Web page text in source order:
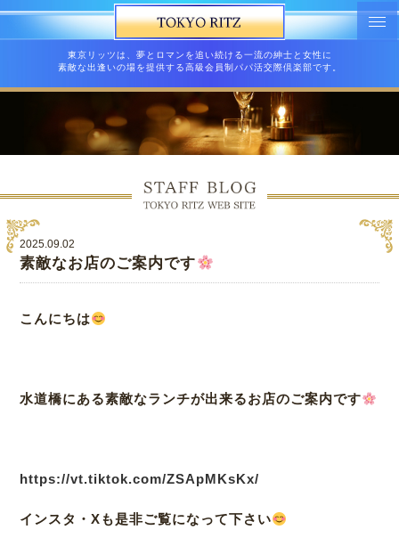
東京リッツは、夢とロマンを追い続ける一流の紳士と女性に
素敵な出逢いの場を提供する高級会員制パパ活交際倶楽部です。
2025.09.02
素敵なお店のご案内です
こんにちは
水道橋にある素敵なランチが出来るお店のご案内です
https://vt.tiktok.com/ZSApMKsKx/
インスタ・Xも是非ご覧になって下さい